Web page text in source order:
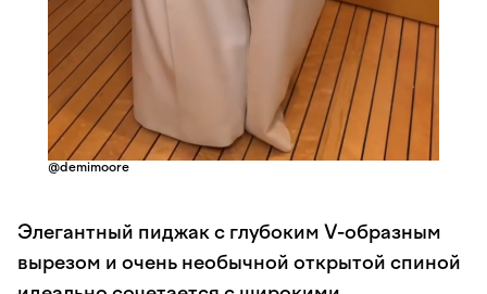
@demimoore
Элегантный пиджак с глубоким V-образным
вырезом и очень необычной открытой спиной